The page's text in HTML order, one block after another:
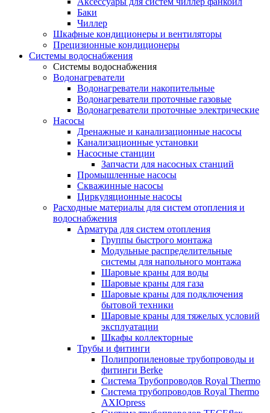
Баки
Чиллер
Шкафные кондиционеры и вентиляторы
Прецизионные кондиционеры
Системы водоснабжения
Системы водоснабжения
Водонагреватели
Водонагреватели накопительные
Водонагреватели проточные газовые
Водонагреватели проточные электрические
Насосы
Дренажные и канализационные насосы
Канализационные установки
Насосные станции
Запчасти для насосных станций
Промышленные насосы
Скважинные насосы
Циркуляционные насосы
Расходные материалы для систем отопления и
водоснабжения
Арматура для систем отопления
Группы быстрого монтажа
Модульные распределительные
системы для напольного монтажа
Шаровые краны для воды
Шаровые краны для газа
Шаровые краны для подключения
бытовой техники
Шаровые краны для тяжелых условий
эксплуатации
Шкафы коллекторные
Трубы и фитинги
Полипропиленовые трубопроводы и
фитинги Berke
Система Трубопроводов Royal Thermo
Система трубопроводов Royal Thermo
AXIOpress